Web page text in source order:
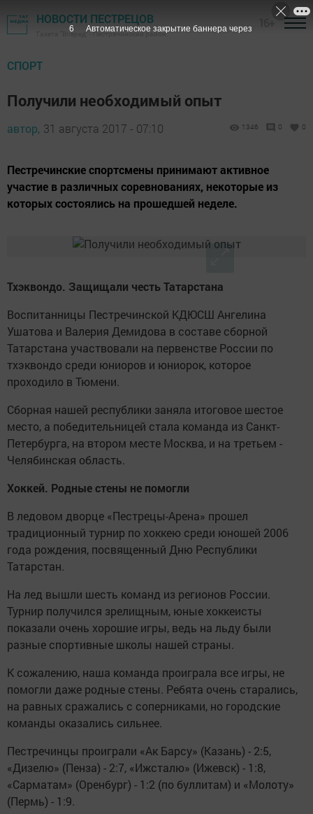
НОВОСТИ ПЕСТРЕЦОВ
Газета "Вперед" - Пестречинский район
СПОРТ
Получили необходимый опыт
автор, 31 августа 2017 - 07:10 1346 0 0
Пестречинские спортсмены принимают активное
участие в различных соревнованиях, некоторые из
которых состоялись на прошедшей неделе.
Тхэквондо. Защищали честь Татарстана
Воспитанницы Пестречинской КДЮСШ Ангелина
Ушатова и Валерия Демидова в составе сборной
Татарстана участвовали на первенстве России по
тхэквондо среди юниоров и юниорок, которое
проходило в Тюмени.
Сборная нашей республики заняла итоговое шестое
место, а победительницей стала команда из Санкт-
Петербурга, на втором месте Москва, и на третьем -
Челябинская область.
Хоккей. Родные стены не помогли
В ледовом дворце «Пестрецы-Арена» прошел
традиционный турнир по хоккею среди юношей 2006
года рождения, посвященный Дню Республики
Татарстан.
На лед вышли шесть команд из регионов России.
Турнир получился зрелищным, юные хоккеисты
показали очень хорошие игры, ведь на льду были
разные спортивные школы нашей страны.
К сожалению, наша команда проиграла все игры, не
помогли даже родные стены. Ребята очень старались,
на равных сражались с соперниками, но городские
команды оказались сильнее.
Пестречинцы проиграли «Ак Барсу» (Казань) - 2:5,
«Дизелю» (Пенза) - 2:7, «Ижсталю» (Ижевск) - 1:8,
«Сарматам» (Оренбург) - 1:2 (по буллитам) и «Молоту»
(Пермь) - 1:9.
5 Автоматическое закрытие баннера через